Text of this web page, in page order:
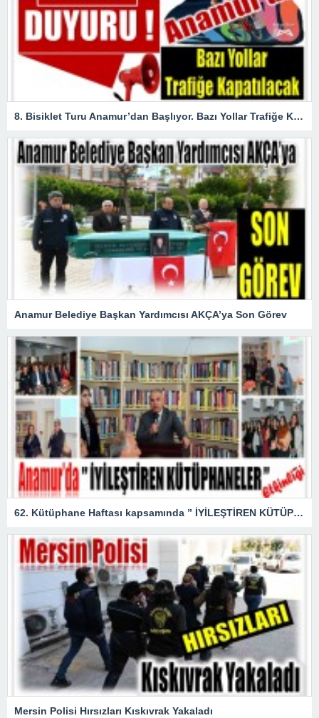
8. Bisiklet Turu Anamur’dan Başlıyor. Bazı Yollar Trafiğe Kapatılacak
Anamur Belediye Başkan Yardımcısı AKÇA’ya Son Görev
62. Kütüphane Haftası kapsamında ” İYİLEŞTİREN KÜTÜPHANELER ” etkinliği düzenlendi.
Mersin Polisi Hırsızları Kıskıvrak Yakaladı